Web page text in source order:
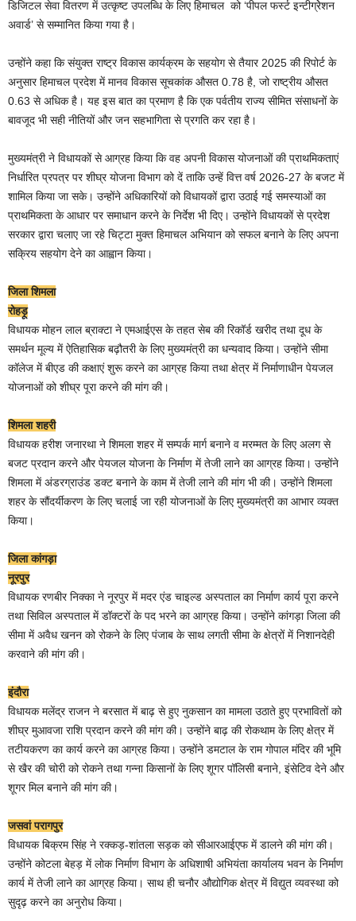
डिजिटल सेवा वितरण में उत्कृष्ट उपलब्धि के लिए हिमाचल को ‘पीपल फर्स्ट इन्टीग्रेेशन
अवार्ड’ से सम्मानित किया गया है।
उन्होंने कहा कि संयुक्त राष्ट्र विकास कार्यक्रम के सहयोग से तैयार 2025 की रिपोर्ट के
अनुसार हिमाचल प्रदेश में मानव विकास सूचकांक औसत 0.78 है, जो राष्ट्रीय औसत
0.63 से अधिक है। यह इस बात का प्रमाण है कि एक पर्वतीय राज्य सीमित संसाधनों के
बावजूद भी सही नीतियों और जन सहभागिता से प्रगति कर रहा है।
मुख्यमंत्री ने विधायकों से आग्रह किया कि वह अपनी विकास योजनाओं की प्राथमिकताएं
निर्धारित प्रपत्र पर शीघ्र योजना विभाग को दें ताकि उन्हें वित्त वर्ष 2026-27 के बजट में
शामिल किया जा सके। उन्होंने अधिकारियों को विधायकों द्वारा उठाई गई समस्याओं का
प्राथमिकता के आधार पर समाधान करने के निर्देश भी दिए। उन्होंने विधायकों से प्रदेश
सरकार द्वारा चलाए जा रहे चिट्टा मुक्त हिमाचल अभियान को सफल बनाने के लिए अपना
सक्रिय सहयोग देने का आह्वान किया।
जिला शिमला
रोहड़ू
विधायक मोहन लाल ब्राक्टा ने एमआईएस के तहत सेब की रिकॉर्ड खरीद तथा दूध के
समर्थन मूल्य में ऐतिहासिक बढ़ौतरी के लिए मुख्यमंत्री का धन्यवाद किया। उन्होंने सीमा
कॉलेज में बीएड की कक्षाएं शुरू करने का आग्रह किया तथा क्षेत्र में निर्माणाधीन पेयजल
योजनाओं को शीघ्र पूरा करने की मांग की।
शिमला शहरी
विधायक हरीश जनारथा ने शिमला शहर में सम्पर्क मार्ग बनाने व मरम्मत के लिए अलग से
बजट प्रदान करने और पेयजल योजना के निर्माण में तेजी लाने का आग्रह किया। उन्होंने
शिमला में अंडरग्राउंड डक्ट बनाने के काम में तेजी लाने की मांग भी की। उन्होंने शिमला
शहर के सौंदर्यीकरण के लिए चलाई जा रही योजनाओं के लिए मुख्यमंत्री का आभार व्यक्त
किया।
जिला कांगड़ा
नूरपुर
विधायक रणबीर निक्का ने नूरपुर में मदर एंड चाइल्ड अस्पताल का निर्माण कार्य पूरा करने
तथा सिविल अस्पताल में डॉक्टरों के पद भरने का आग्रह किया। उन्होंने कांगड़ा जिला की
सीमा में अवैध खनन को रोकने के लिए पंजाब के साथ लगती सीमा के क्षेत्रों में निशानदेही
करवाने की मांग की।
इंदौरा
विधायक मलेंद्र राजन ने बरसात में बाढ़ से हुए नुकसान का मामला उठाते हुए प्रभावितों को
शीघ्र मुआवजा राशि प्रदान करने की मांग की। उन्होंने बाढ़ की रोकथाम के लिए क्षेत्र में
तटीयकरण का कार्य करने का आग्रह किया। उन्होंने डमटाल के राम गोपाल मंदिर की भूमि
से खैर की चोरी को रोकने तथा गन्ना किसानों के लिए शूगर पॉलिसी बनाने, इंसेटिव देने और
शूगर मिल बनाने की मांग की।
जसवां परागपुर
विधायक बिक्रम सिंह ने रक्कड़-शांतला सड़क को सीआरआईएफ में डालने की मांग की।
उन्होंने कोटला बेहड़ में लोक निर्माण विभाग के अधिशाषी अभियंता कार्यालय भवन के निर्माण
कार्य में तेजी लाने का आग्रह किया। साथ ही चनौर औद्योगिक क्षेत्र में विद्युत व्यवस्था को
सुदृढ़ करने का अनुरोध किया।